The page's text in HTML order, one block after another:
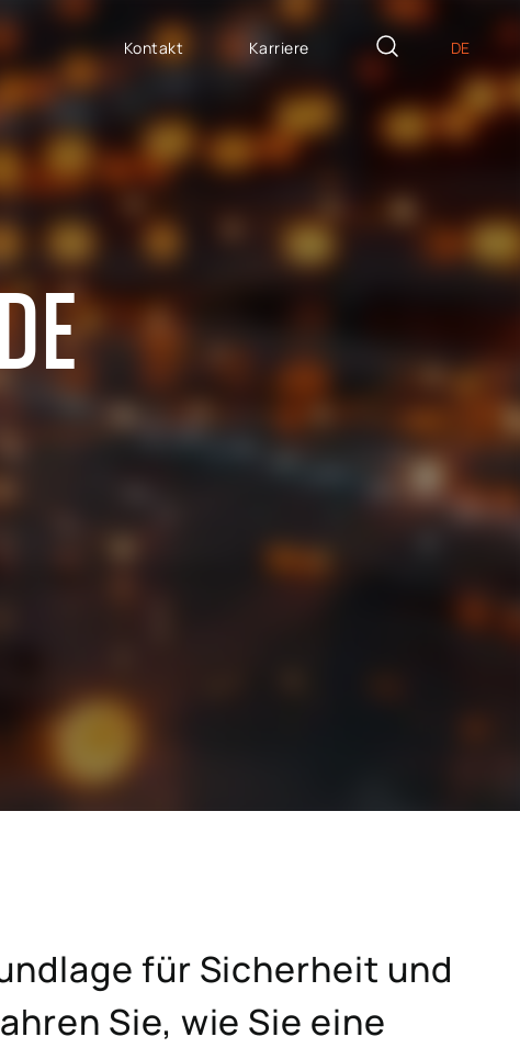
MASSGESCHNEIDERTE
Hicron Innovation Lab
Software House
Strategisches
Personalwesen
ABAP / Fiori apps
SAP BTP
DE
PL
ES
Kontakt Karriere
für Sicherheit und
Sie, wie Sie eine